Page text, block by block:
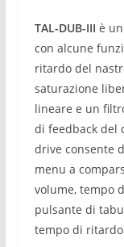
TAL-DUB-III è
con alcune
ritardo del
saturazione
lineare e un
di feedback del
drive consente
menu a
volume, tempo
pulsante di
tempo di